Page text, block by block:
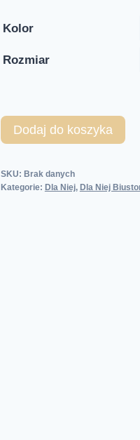
Kolor
Rozmiar
Dodaj do koszyka
SKU: Brak danych
Kategorie: Dla Niej, Dla Niej